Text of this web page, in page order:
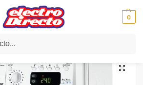
0
Secadoras